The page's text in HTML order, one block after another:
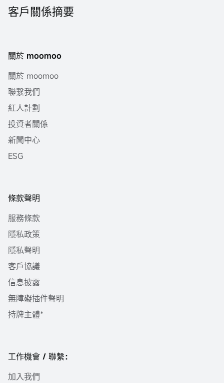
客戶關係摘要
關於 moomoo
關於 moomoo
聯繫我們
紅人計劃
投資者關係
新聞中心
ESG
條款聲明
服務條款
隱私政策
隱私聲明
客戶協議
信息披露
無障礙插件聲明
持牌主體*
工作機會 / 聯繫：
加入我們